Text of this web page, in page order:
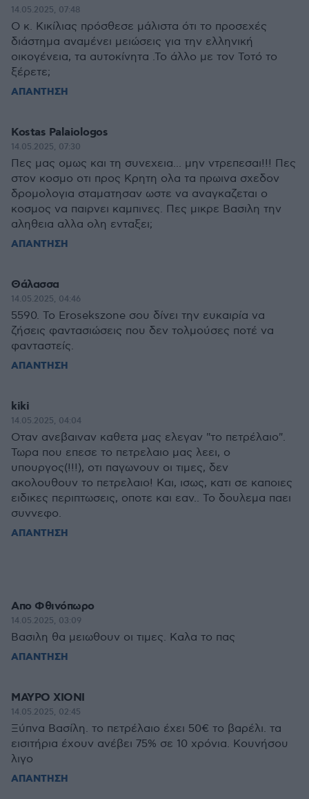
14.05.2025, 07:48
Ο κ. Κικίλιας πρόσθεσε μάλιστα ότι το προσεχές
διάστημα αναμένει μειώσεις για την ελληνική
οικογένεια, τα αυτοκίνητα .Το άλλο με τον Τοτό το
ξέρετε;
ΑΠΑΝΤΗΣΗ
Kostas Palaiologos
14.05.2025, 07:30
Πες μας ομως και τη συνεχεια... μην ντρεπεσαι!!! Πες
στον κοσμο οτι προς Κρητη ολα τα πρωινα σχεδον
δρομολογια σταματησαν ωστε να αναγκαζεται ο
κοσμος να παιρνει καμπινες. Πες μικρε Βασιλη την
αληθεια αλλα ολη ενταξει;
ΑΠΑΝΤΗΣΗ
Θάλασσα
14.05.2025, 04:46
5590. Το Erosekszone σου δίνει την ευκαιρία να
ζήσεις φαντασιώσεις που δεν τολμούσες ποτέ να
φανταστείς.
ΑΠΑΝΤΗΣΗ
kiki
14.05.2025, 04:04
Οταν ανεβαιναν καθετα μας ελεγαν "το πετρέλαιο".
Τωρα που επεσε το πετρελαιο μας λεει, ο
υπουργος(!!!), οτι παγωνουν οι τιμες, δεν
ακολουθουν το πετρελαιο! Και, ισως, κατι σε καποιες
ειδικες περιπτωσεις, οποτε και εαν.. Το δουλεμα παει
συννεφο.
ΑΠΑΝΤΗΣΗ
Απο Φθινόπωρο
14.05.2025, 03:09
Βασιλη θα μειωθουν οι τιμες. Καλα το πας
ΑΠΑΝΤΗΣΗ
ΜΑΥΡΟ ΧΙΟΝΙ
14.05.2025, 02:45
Ξύπνα Βασίλη. το πετρέλαιο έχει 50€ το βαρέλι. τα
εισιτήρια έχουν ανέβει 75% σε 10 χρόνια. Κουνήσου
λιγο
ΑΠΑΝΤΗΣΗ